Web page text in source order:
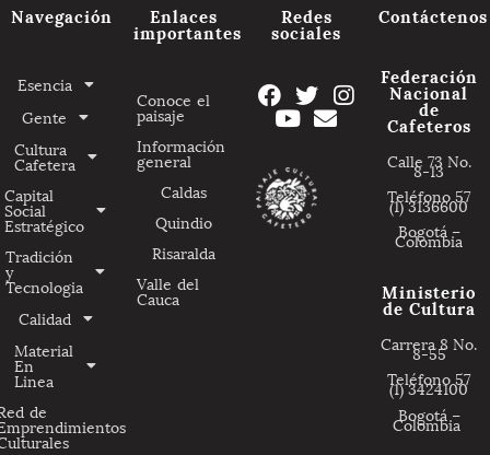
Navegación
Esencia
Gente
Cultura
Cafetera
Capital
Social
Estratégico
Tradición
y
Tecnologia
Calidad
Material
En
Linea
de
Enlaces
importantes
Conoce el
paisaje
Información
general
Caldas
Quindio
Risaralda
Valle del
Cauca
Redes
sociales
Contáctenos
Federación
Nacional
de
Cafeteros
Calle 73 No.
8-13
Teléfono 57
(1) 3136600
Bogotá –
Colombia
Ministerio
de Cultura
Carrera 8 No.
8-55
Teléfono 57
(1) 3424100
Bogotá –
Colombia